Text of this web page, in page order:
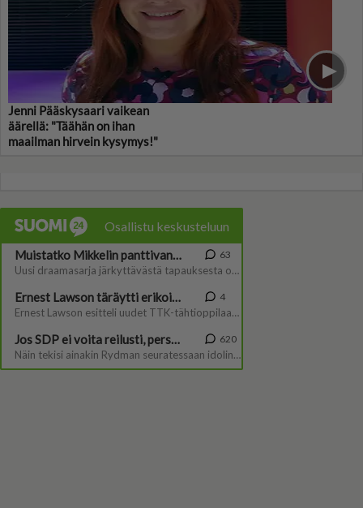
Jenni Pääskysaari vaikean
äärellä: "Täähän on ihan
maailman hirvein kysymys!"